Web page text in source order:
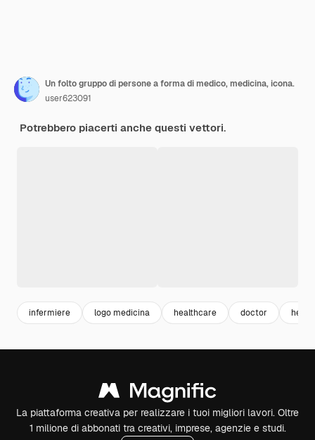
Un folto gruppo di persone a forma di medico, medicina, icona.
user623091
Potrebbero piacerti anche questi vettori.
infermiere logo medicina healthcare doctor health
La piattaforma creativa per realizzare i tuoi migliori lavori. Oltre
1 milione di abbonati tra creativi, imprese, agenzie e studi.